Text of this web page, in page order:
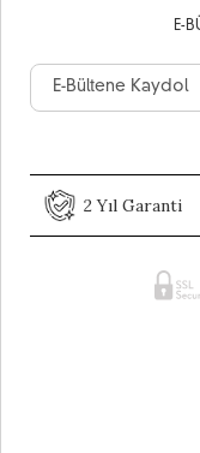
E-
2 Yıl Garanti